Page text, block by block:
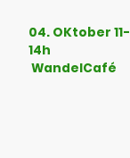
04. OKtober 11-
14h
WandelCafé